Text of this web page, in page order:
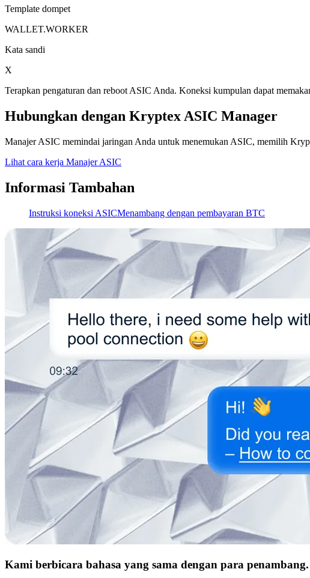
Template dompet
WALLET.WORKER
Kata sandi
X
Terapkan pengaturan dan reboot ASIC Anda. Koneksi kumpulan dapat
Hubungkan dengan Kryptex ASIC Manager
Manajer ASIC memindai jaringan Anda untuk menemukan ASIC, memilih
Lihat cara kerja Manajer ASIC
Informasi Tambahan
Instruksi koneksi ASICMenambang dengan pembayaran BTC
Kami berbicara bahasa yang sama dengan para penambang.